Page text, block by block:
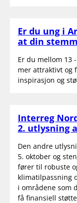
Er du ung i
at din
Er du mellom 13
mer attraktivt og
inspirasjon og
Interreg
2. utlysning
Den andre
5. oktober og
fører til robuste
klimatilpassning
i områdene som
få finansiell